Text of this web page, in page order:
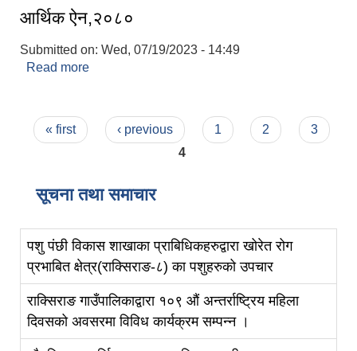
आर्थिक ऐन,२०८०
Submitted on: Wed, 07/19/2023 - 14:49
Read more
Pages
« first ‹ previous 1 2
3
4
सूचना तथा समाचार
पशु पंछी विकास शाखाका प्राबिधिकहरुद्वारा खोरेत रोग
प्रभाबित क्षेत्र(राक्सिराङ-८) का पशुहरुको उपचार
राक्सिराङ गाउँपालिकाद्वारा १०९ औं अन्तर्राष्ट्रिय महिला
दिवसको अवसरमा विविध कार्यक्रम सम्पन्न ।